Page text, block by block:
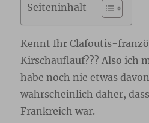
Seiteninhalt
Kennt Ihr Clafoutis-
Kirschauflauf??? Also ich
habe noch nie etwas
wahrscheinlich daher,
Frankreich war.